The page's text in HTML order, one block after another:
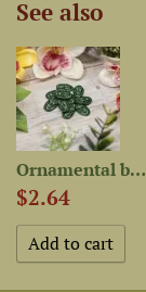
See also
Ornamental buttons “Junebug”
$2.64